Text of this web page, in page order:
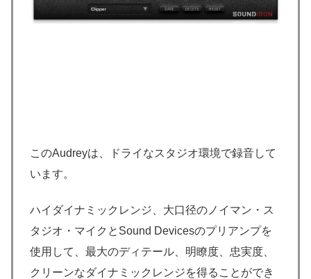
このAudreyは、ドライなスタジオ環境で録音して
います。
ハイダイナミックレンジ、大口径のノイマン・ス
タジオ・マイクとSound Devicesのプリアンプを
使用して、最大のディテール、明瞭度、忠実度、
クリーンなダイナミックレンジを得ることができ